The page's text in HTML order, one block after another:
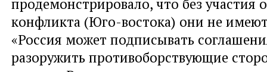
конфликта (Юго-востока) они не
«Россия может подписывать
разоружить противоборствующие